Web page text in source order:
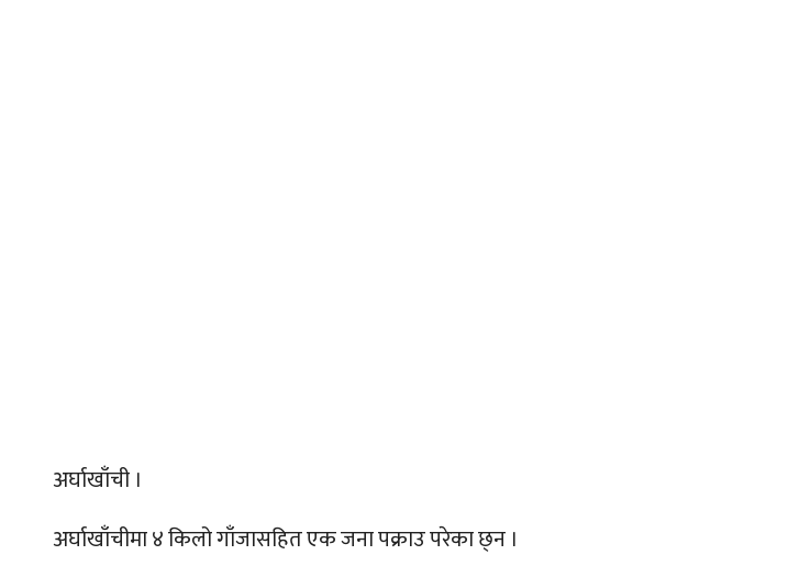
अर्घाखाँची ।
अर्घाखाँचीमा ४ किलो गाँजासहित एक जना पक्राउ परेका छ्न ।